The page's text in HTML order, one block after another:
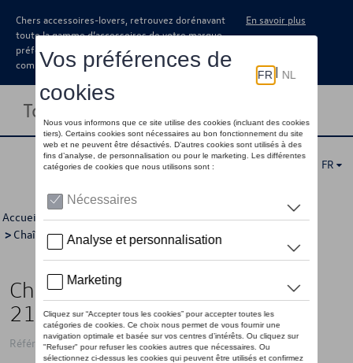
Chers accessoires-lovers, retrouvez dorénavant
toute la gamme d’accessoires de votre marque
préférée sous forme de catalogue à
commander auprès de votre concessionaire.
En savoir plus
Toggle navigation
FR
Accueil >Catalogue Volkswagen >Jantes et roues
> Chaînes à neige et chausettes à neige > Détail
Chaîne à neige, Servomoteur 9,
215/55 R 17, 215/60 R 16
Référence: 000091387AT